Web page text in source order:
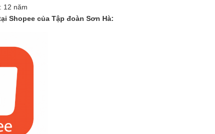
12 năm
Shopee của Tập đoàn Sơn Hà: